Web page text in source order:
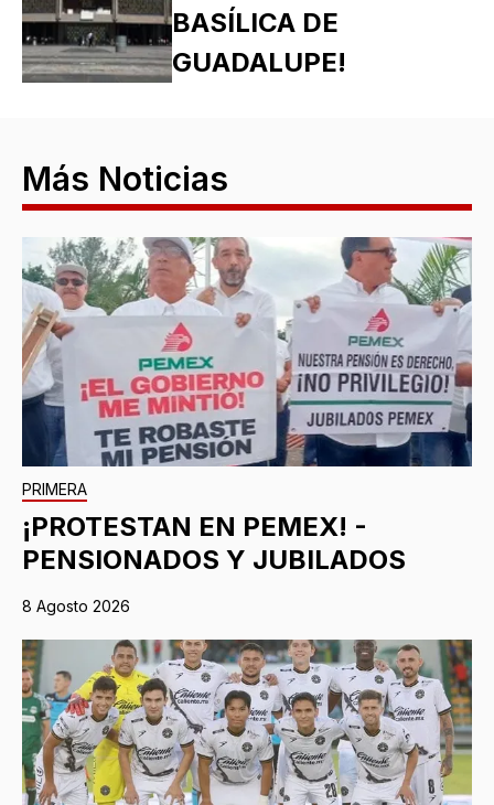
BASÍLICA DE
GUADALUPE!
Más Noticias
PRIMERA
¡PROTESTAN EN PEMEX! -
PENSIONADOS Y JUBILADOS
8 Agosto 2026